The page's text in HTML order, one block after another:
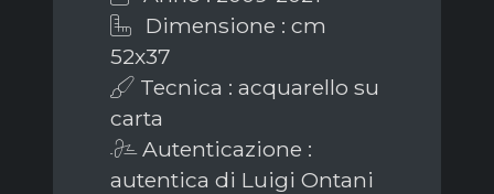
Dimensione : cm
52x37
Tecnica : acquarello su
carta
Autenticazione :
autentica di Luigi Ontani